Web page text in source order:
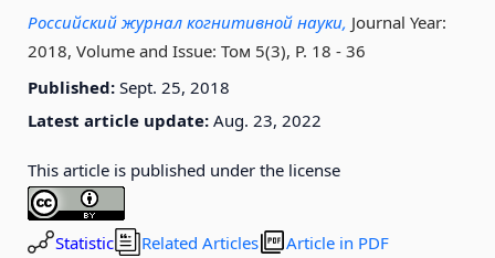
Российский журнал когнитивной науки, Journal Year:
2018, Volume and Issue: Том 5(3), P. 18 - 36
Published: Sept. 25, 2018
Latest article update: Aug. 23, 2022
This article is published under the license
Statistic Related Articles
Article in PDF